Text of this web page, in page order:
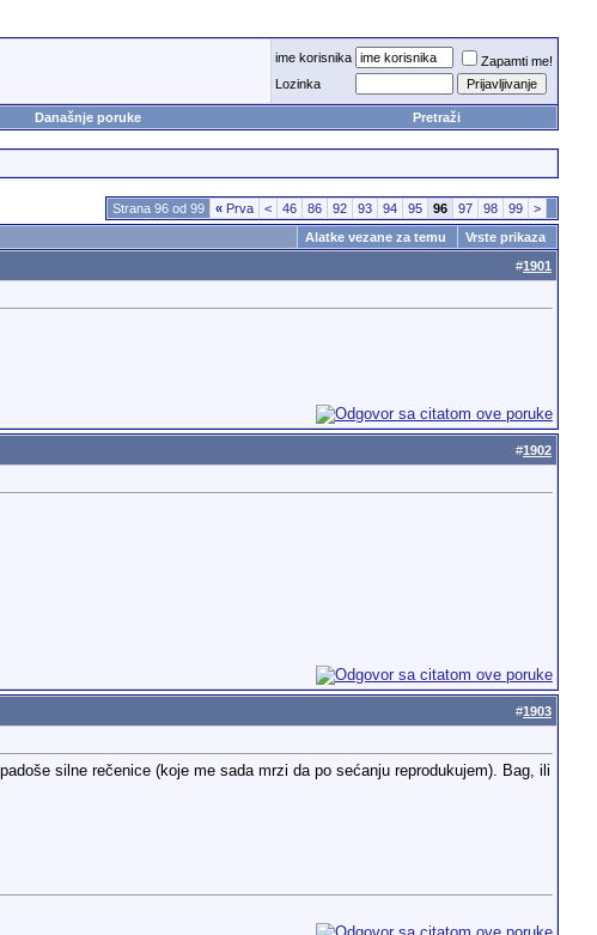
ime korisnika
Zapamti me!
Lozinka
Današnje poruke Pretraži
Strana 96 od 99 «Prva < 46 86 92 93 94 95 96 97 98 99
>
Alatke vezane za temu
Vrste prikaza
#1901
#1902
#1903
silne rečenice (koje me sada mrzi da po sećanju reprodukujem). Bag, ili